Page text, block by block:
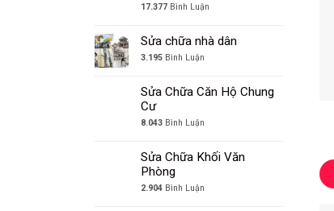
17.377 Bình Luận
Sửa chữa nhà dân
3.195 Bình Luận
Sửa Chữa Căn Hộ Chung
Cư
8.043 Bình Luận
Sửa Chữa Khối Văn
Phòng
2.904 Bình Luận